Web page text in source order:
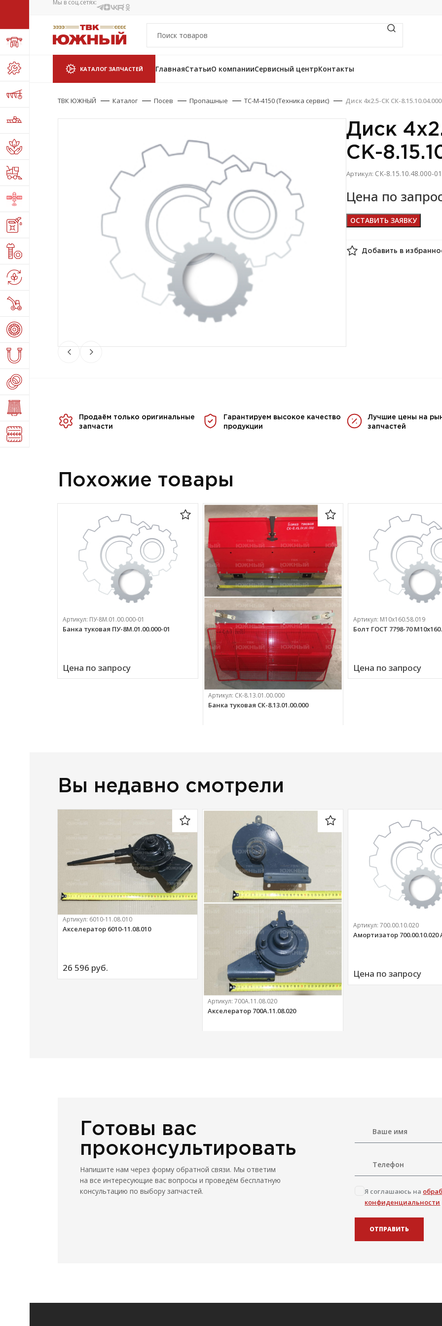
Мы в соц.сетях:
КАТАЛОГ ЗАПЧАСТЕЙ ГлавнаяСтатьиО компанииСервисный центрКонтакты
ТВК ЮЖНЫЙ Каталог Посев Пропашные ТС-М-4150 (Техника сервис) Диск 4х2.5-СК СК-
Диск
СК-
Артикул: СК-8.15.10.48.000-01
Цена по
ОСТАВИТЬ ЗАЯВКУ
Добавить в
Продаём только оригинальные
запчасти
Гарантируем высокое качество
продукции
Лучшие цены на
запчастей
Похожие товары
Артикул: ПУ-8М.01.00.000-01
Банка туковая ПУ-8М.01.00.000-01
Цена по запросу
Артикул: СК-8.13.01.00.000
Банка туковая СК-8.13.01.00.000
Артикул: М10х160.58.019
Болт ГОСТ 7798-70
Цена по запросу
Вы недавно смотрели
Артикул: 6010-11.08.010
Акселератор 6010-11.08.010
26 596 руб.
Артикул:700А.11.08.020
Акселератор 700А.11.08.020
Артикул:700.00.10.020
Амортизатор
Цена по запросу
Готовы вас
проконсультировать
Напишите нам через форму обратной связи. Мы ответим
на все интересующие вас вопросы и проведём бесплатную
консультацию по выбору запчастей.
Я соглашаюсь на
конфиденциальности
ОТПРАВИТЬ